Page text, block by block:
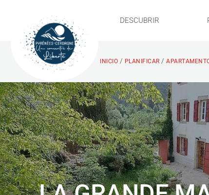
DESCUBRIR
INICIO / PLANIFICAR /